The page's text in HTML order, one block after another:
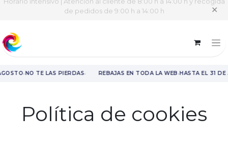
Horario intensivo | Atención al cliente de 8:00 h a 14:00 h y recogida
de pedidos de 9:00 h a 14:00 h
✕
·NO TE LAS PIERDAS· REBAJAS EN TODA LA WEB·HASTA EL 31 DE
Política de cookies